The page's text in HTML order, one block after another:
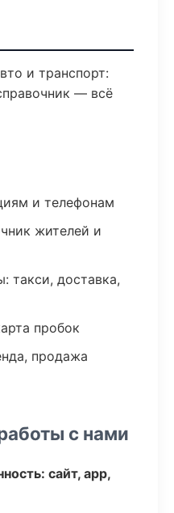
и транспорт:
— всё
и телефонам
жителей и
такси, доставка,
пробок
продажа
с нами
сайт, app,